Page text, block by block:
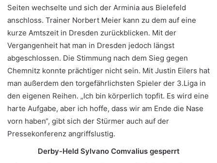
Seiten wechselte und sich der Arminia aus Bielefeld
anschloss. Trainer Norbert Meier kann zu dem auf eine
kurze Amtszeit in Dresden zurückblicken. Mit der
Vergangenheit hat man in Dresden jedoch längst
abgeschlossen. Die Stimmung nach dem Sieg gegen
Chemnitz konnte prächtiger nicht sein. Mit Justin Eilers hat
man außerdem den torgefährlichsten Spieler der 3.Liga in
den eigenen Reihen. „Ich bin körperlich topfit. Es wird eine
harte Aufgabe, aber ich hoffe, dass wir am Ende die Nase
vorn haben“, gibt sich der Stürmer auch auf der
Pressekonferenz angriffslustig.
Derby-Held Sylvano Comvalius gesperrt